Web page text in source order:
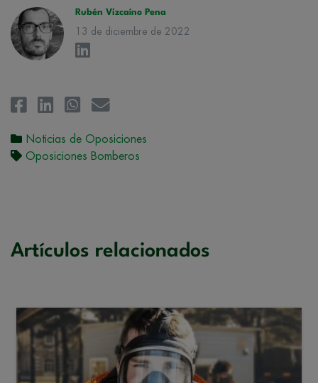
Rubén Vizcaíno Pena
13 de diciembre de 2022
Noticias de Oposiciones
Oposiciones Bomberos
Artículos relacionados